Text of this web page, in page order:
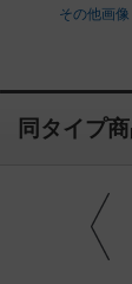
その他画像
同タイプ